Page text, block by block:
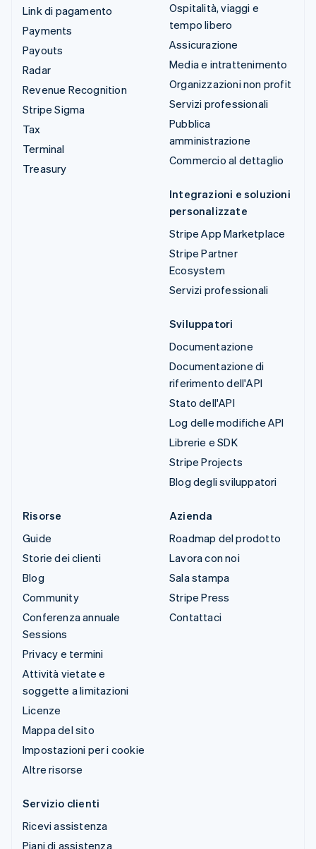
Link di pagamento
Payments
Payouts
Radar
Revenue Recognition
Stripe Sigma
Tax
Terminal
Treasury
Ospitalità, viaggi e
tempo libero
Assicurazione
Media e intrattenimento
Organizzazioni non profit
Servizi professionali
Pubblica
amministrazione
Commercio al dettaglio
Integrazioni e soluzioni
personalizzate
Stripe App Marketplace
Stripe Partner
Ecosystem
Servizi professionali
Sviluppatori
Documentazione
Documentazione di
riferimento dell'API
Stato dell'API
Log delle modifiche API
Librerie e SDK
Stripe Projects
Blog degli sviluppatori
Risorse
Guide
Storie dei clienti
Blog
Community
Conferenza annuale
Sessions
Privacy e termini
Attività vietate e
soggette a limitazioni
Licenze
Mappa del sito
Impostazioni per i cookie
Altre risorse
Azienda
Roadmap del prodotto
Lavora con noi
Sala stampa
Stripe Press
Contattaci
Servizio clienti
Ricevi assistenza
Piani di assistenza